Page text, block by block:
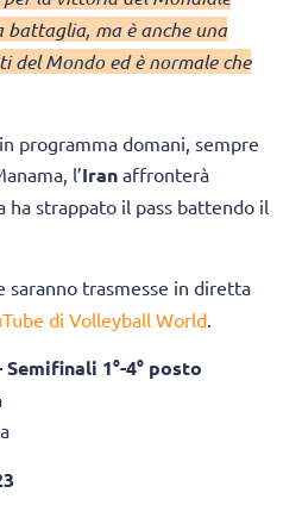
battaglia, ma è anche una
del Mondo ed è normale che
programma domani, sempre
l’Iran affronterà
ha strappato il pass battendo il
saranno trasmesse in diretta
di Volleyball World
1°-4° posto